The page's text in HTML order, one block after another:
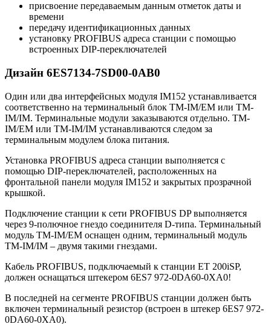
присвоение передаваемым данным отметок даты и
времени
передачу идентификационных данных
установку PROFIBUS адреса станции с помощью
встроенных DIP-переключателей
Дизайн 6ES7134-7SD00-0AB0
Один или два интерфейсных модуля IM152 устанавливается
соответственно на терминальный блок TM-IM/EM или TM-
IM/IM. Терминальные модули заказываются отдельно. TM-
IM/EM или TM-IM/IM устанавливаются следом за
терминальным модулем блока питания.
Установка PROFIBUS адреса станции выполняется с
помощью DIP-переключателей, расположенных на
фронтальной панели модуля IM152 и закрытых прозрачной
крышкой.
Подключение станции к сети PROFIBUS DP выполняется
через 9-полючное гнездо соединителя D-типа. Терминальный
модуль TM-IM/EM оснащен одним, терминальный модуль
TM-IM/IM – двумя такими гнездами.
Кабель PROFIBUS, подключаемый к станции ET 200iSP,
должен оснащаться штекером 6ES7 972-0DA60-0XA0!
В последней на сегменте PROFIBUS станции должен быть
включен терминальный резистор (встроен в штекер 6ES7 972-
0DA60-0XA0).